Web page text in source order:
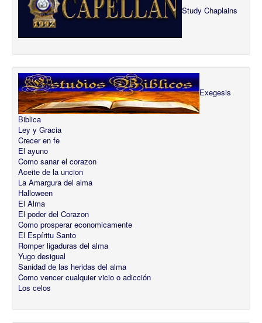
Study Chaplains
Exegesis
Biblica
Ley y Gracia
Crecer en fe
El ayuno
Como sanar el corazon
Aceite de la uncion
La Amargura del alma
Halloween
El Alma
El poder del Corazon
Como prosperar economicamente
El Espíritu Santo
Romper ligaduras del alma
Yugo desigual
Sanidad de las heridas del alma
Como vencer cualquier vicio o adicción
Los celos